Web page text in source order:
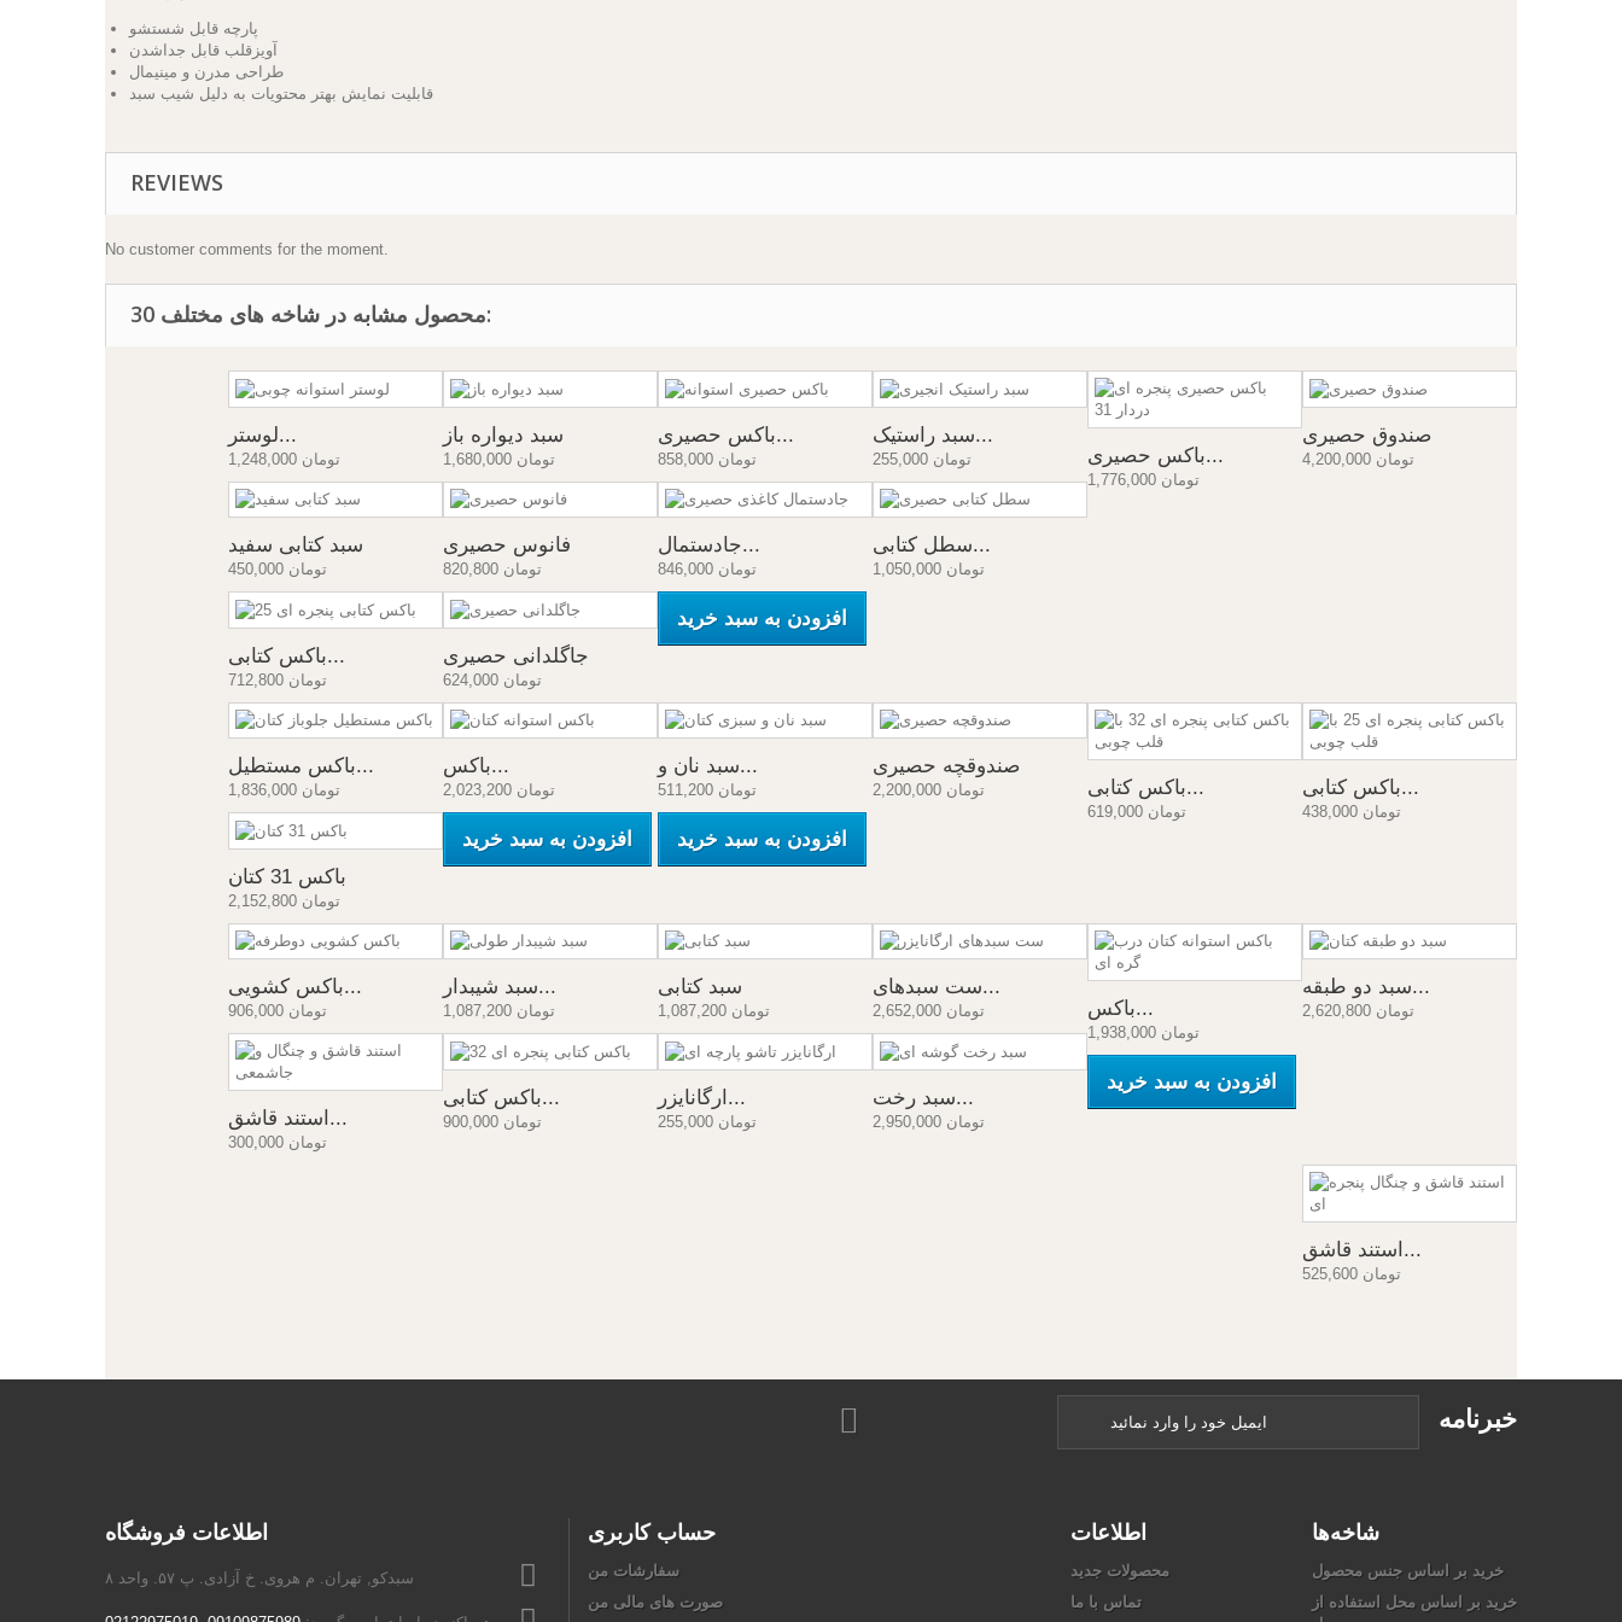
پارچه قابل شستشو
آویزقلب قابل جداشدن
طراحی مدرن و مینیمال
قابلیت نمایش بهتر محتویات به دلیل شیب سبد
REVIEWS
No customer comments for the moment.
30 محصول مشابه در شاخه های مختلف:
صندوق حصیری
4,200,000 تومان باکس حصیری...
1,776,000 تومان
سبد راستیک...
255,000 تومان
باکس حصیری...
858,000 تومان
سبد دیواره باز
1,680,000 تومان
لوستر...
1,248,000 تومان
سطل کتابی...
1,050,000 تومان
جادستمال...
846,000 تومان
افزودن به سبد خرید
فانوس حصیری
820,800 تومان
سبد کتابی سفید
450,000 تومان
جاگلدانی حصیری
624,000 تومان
باکس کتابی...
712,800 تومان
باکس کتابی...
438,000 تومان
باکس کتابی...
619,000 تومان
صندوقچه حصیری
2,200,000 تومان
سبد نان و...
511,200 تومان
افزودن به سبد خرید
باکس...
2,023,200 تومان
افزودن به سبد خرید
باکس مستطیل...
1,836,000 تومان
باکس 31 کتان
2,152,800 تومان
سبد دو طبقه...
2,620,800 تومان باکس...
1,938,000 تومان
افزودن به سبد خرید
ست سبدهای...
2,652,000 تومان
سبد کتابی
1,087,200 تومان
سبد شیبدار...
1,087,200 تومان
باکس کشویی...
906,000 تومان
سبد رخت...
2,950,000 تومان
ارگانایزر...
255,000 تومان
باکس کتابی...
900,000 تومان استند قاشق...
300,000 تومان
استند قاشق...
525,600 تومان
خبرنامه
شاخه‌ها
خرید بر اساس جنس محصول
خرید بر اساس محل استفاده از
اطلاعات
محصولات جدید
تماس با ما
حساب کاربری
سفارشات من
صورت های مالی من
اطلاعات فروشگاه
سبدکو, تهران. م هروی. خ آزادی. پ ۵۷. واحد ۸